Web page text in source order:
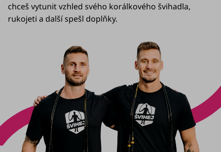
🥳
Slavíme
příběh
Blog
Švihopis
chceš vytunit vzhled svého korálkového švihadla,
rukojeti a další spešl doplňky.